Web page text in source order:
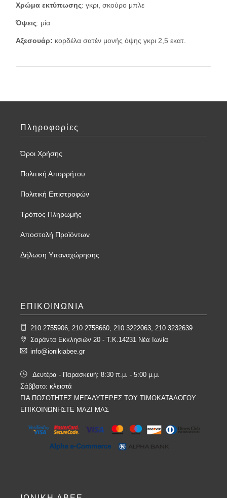
Χρώμα εκτύπωσης: γκρι, σκούρο μπλε
Όψεις: μία
Αξεσουάρ: κορδέλα σατέν μονής όψης γκρι 2,5 εκατ.
Πληροφορίες
Όροι Χρήσης
Πολιτική Απορρήτου
Πολιτική Επιστροφών
Τρόπος Πληρωμής
Αποστολή Προϊόντων
Δήλωση Υπαναχώρησης
ΕΠΙΚΟΙΝΩΝΙΑ
210 2755906, 210 2758660, 210 3222063, 210 3232639
Σαράντα Εκκλησιών 20 - T.K.14231 Νέα Ιωνία
info@ionikiabee.gr
Δευτέρα - Παρασκευή: 8:30 π.μ. - 5:00 μ.μ.
Σάββατο: κλειστά
ΓΙΑ ΠΟΣΟΤΗΤΕΣ ΜΕΓΑΛΥΤΕΡΕΣ ΤΟΥ ΤΙΜΟΚΑΤΑΛΟΓΟΥ
ΕΠΙΚΟΙΝΩΝΗΣΤΕ ΜΑΖΙ ΜΑΣ